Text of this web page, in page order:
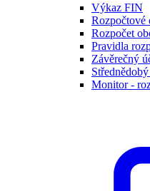
Výkaz FIN
Rozpočtové
Rozpočet
Pravidla
Závěrečný
Monitor -